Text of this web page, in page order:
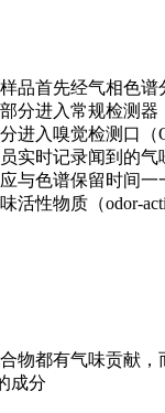
品首先经气相色谱
分进入常规检测器
进入嗅觉检测口（
实时记录闻到的
与色谱保留时间
活性物质（odor-
物都有气味贡献
成分